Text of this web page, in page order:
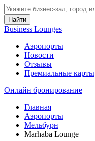
Найти
Business Lounges
Аэропорты
Новости
Отзывы
Премиальные карты
Онлайн бронирование
Главная
Аэропорты
Мельбурн
Marhaba Lounge